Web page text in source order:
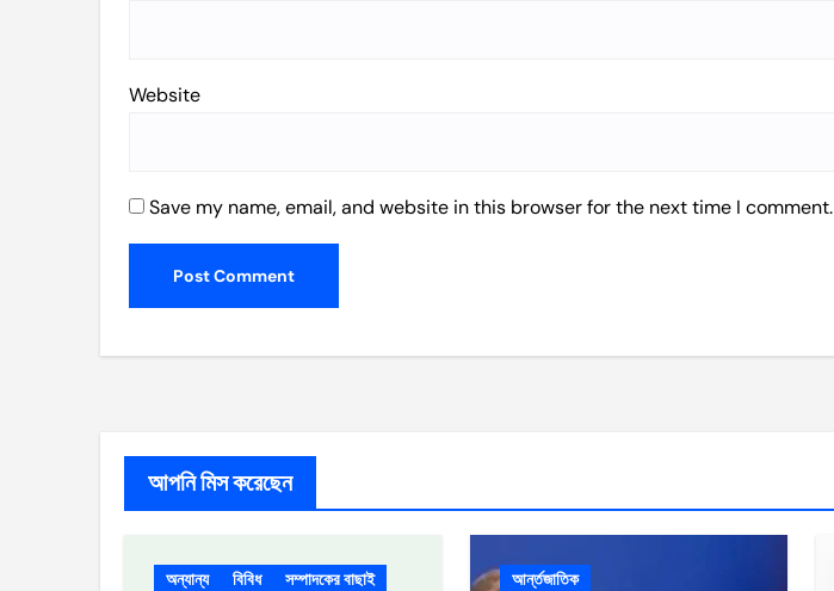
Website
Save my name, email, and website in this browser for the next time I comment.
আপনি মিস করেছেন
অন্যান্য বিবিধ সম্পাদকের বাছাই আর্ন্তজাতিক